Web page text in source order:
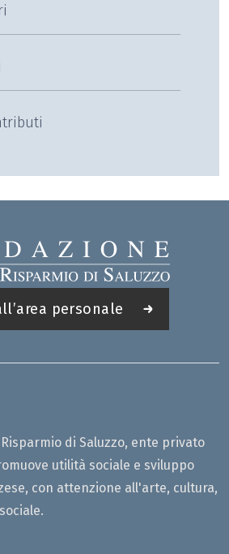
personale
di Saluzzo, ente privato
utilità sociale e sviluppo
con attenzione all'arte, cultura,